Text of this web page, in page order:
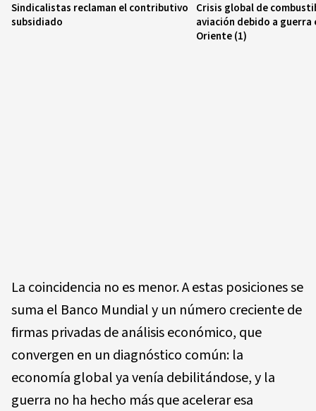
Sindicalistas reclaman el contributivo
subsidiado
Crisis global de
aviación debido a guerra
Oriente (1)
La coincidencia no es menor. A estas posiciones se
suma el Banco Mundial y un número creciente de
firmas privadas de análisis económico, que
convergen en un diagnóstico común: la
economía global ya venía debilitándose, y la
guerra no ha hecho más que acelerar esa